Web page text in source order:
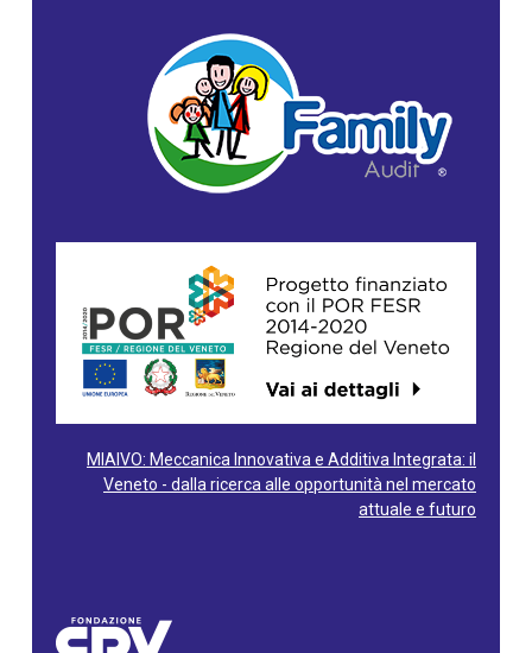
MIAIVO: Meccanica Innovativa e Additiva Integrata: il
Veneto - dalla ricerca alle opportunità nel mercato
attuale e futuro